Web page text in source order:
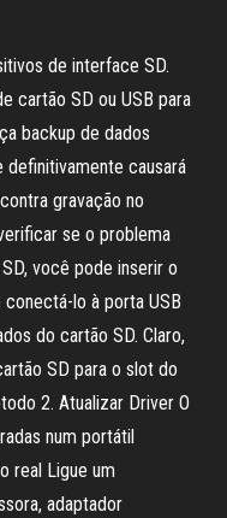
de interface SD.
cartão SD ou USB para
backup de dados
causará
gravação no
se o problema
você pode inserir o
lo à porta USB
do cartão SD. Claro,
SD para o slot do
2. Atualizar Driver O
num portátil
real Ligue um
adaptador